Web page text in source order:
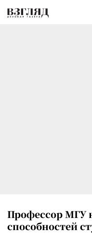
Профессор МГУ
способностей